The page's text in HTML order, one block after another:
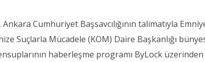
Cumhuriyet Başsavcılığının talimatıyla
Suçlarla Mücadele (KOM) Daire Başkanlığı
haberleşme programı ByLock üzerinden